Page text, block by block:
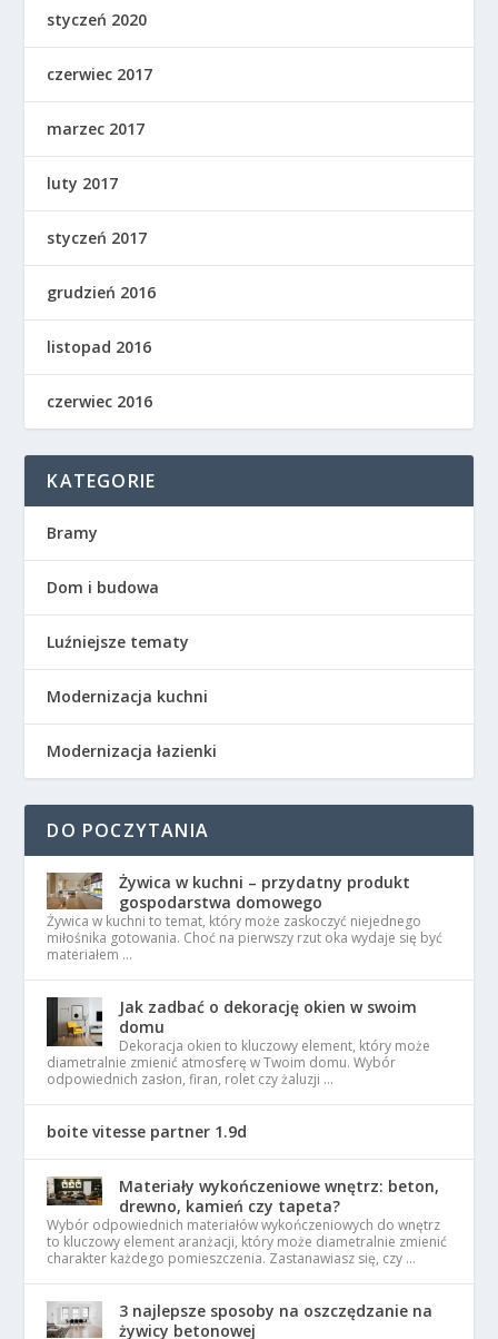
styczeń 2020
czerwiec 2017
marzec 2017
luty 2017
styczeń 2017
grudzień 2016
listopad 2016
czerwiec 2016
KATEGORIE
Bramy
Dom i budowa
Luźniejsze tematy
Modernizacja kuchni
Modernizacja łazienki
DO POCZYTANIA
Żywica w kuchni – przydatny produkt
gospodarstwa domowego
Żywica w kuchni to temat, który może zaskoczyć niejednego
miłośnika gotowania. Choć na pierwszy rzut oka wydaje się być
materiałem …
Jak zadbać o dekorację okien w swoim
domu
Dekoracja okien to kluczowy element, który może
diametralnie zmienić atmosferę w Twoim domu. Wybór
odpowiednich zasłon, firan, rolet czy żaluzji …
boite vitesse partner 1.9d
Materiały wykończeniowe wnętrz: beton,
drewno, kamień czy tapeta?
Wybór odpowiednich materiałów wykończeniowych do wnętrz
to kluczowy element aranżacji, który może diametralnie zmienić
charakter każdego pomieszczenia. Zastanawiasz się, czy …
3 najlepsze sposoby na oszczędzanie na
żywicy betonowej